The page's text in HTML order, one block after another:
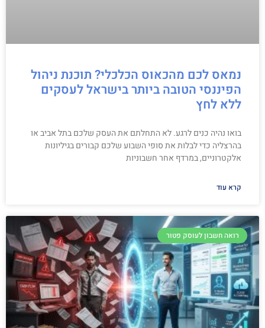
נמאס לכם מהכאוס הכלכלי? תוכנת ניהול
הפיננסי הטובה ביותר בישראל לעסקים
ללא לחץ
בואו נהיה כנים לרגע. לא התחלתם את העסק שלכם בתל אביב או
בהרצליה כדי לבלות את סופי השבוע שלכם קבורים בגיליונות
אלקטרוניים, במרדף אחר חשבוניות
קרא עוד
רואה חשבון לעוסק פטור